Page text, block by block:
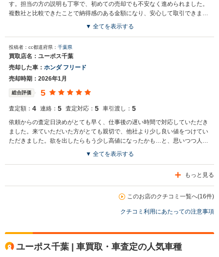
す。担当の方の説明も丁寧で、初めての売却でも不安なく進められました。
複数社と比較できたことで納得感のある金額になり、安心して取引できまし
た。また機会があれば利用したいと思います。 まだ引き渡し前なので星は1
▼ 全てを表示する
投稿者：cc都道府県： 千葉県
買取店名：ユーポス千葉
売却した車： ホンダ フリード
売却時期：2026年1月
総合評価 5
査定額： 4 連絡： 5 査定対応： 5 車引渡し： 5
依頼からの査定日決めがとても早く、仕事後の遅い時間で対応していただき
ました。来ていただいた方がとても親切で、他社より少し良い値をつけてい
ただきました。欲を出したらもう少し高値になったかも…と、思いつつ人柄
で決めてしまいましたが、気持ちの良い対応をしていただいて満足できまし
▼ 全てを表示する
もっと見る
このお店のクチコミ一覧へ(16件)
クチコミ利用にあたっての注意事項
ユーポス千葉 | 車買取・車査定の人気車種